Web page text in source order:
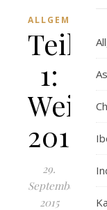
ALLGEMEIN
Teil
1:
2014
29.
September
2015